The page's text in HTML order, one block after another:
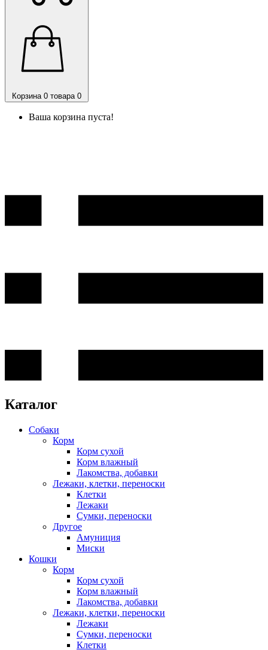
Корзина 0 товара 0
Ваша корзина пуста!
Каталог
Собаки
Корм
Корм сухой
Корм влажный
Лакомства, добавки
Лежаки, клетки, переноски
Клетки
Лежаки
Сумки, переноски
Другое
Амуниция
Миски
Кошки
Корм
Корм сухой
Корм влажный
Лакомства, добавки
Лежаки, клетки, переноски
Лежаки
Сумки, переноски
Клетки